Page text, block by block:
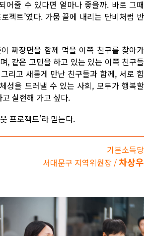
어줄 수 있다면 얼마나 좋을까. 바로 그때
젝트’였다. 가뭄 끝에 내리는 단비처럼 반
짜장면을 함께 먹을 이쪽 친구를 찾아가
, 같은 고민을 하고 있는 있는 이쪽 친구들
리고 새롭게 만난 친구들과 함께, 서로 힘
성을 드러낼 수 있는 사회, 모두가 행복할
실현해 가고 싶다.
프로젝트’라 믿는다.
기본소득당
서대문구 지역위원장 /차상우